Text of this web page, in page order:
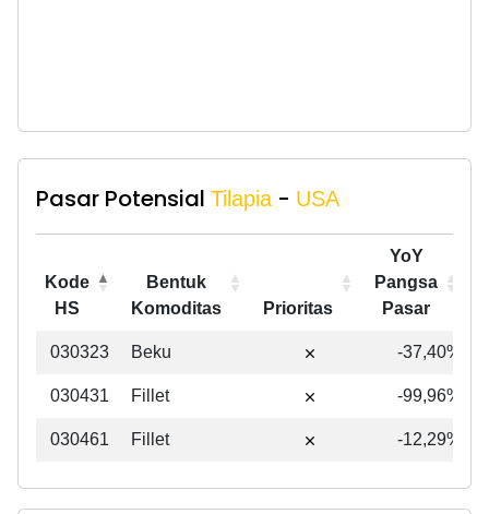
Pasar Potensial Tilapia- USA
Kode
HS
Bentuk
Komoditas
Prioritas
YoY
Pangsa
Pasar
Kode
Bentuk
YoY
Pasar
030323 Beku -37,40%
030431 Fillet -99,96%
030461 Fillet -12,29%